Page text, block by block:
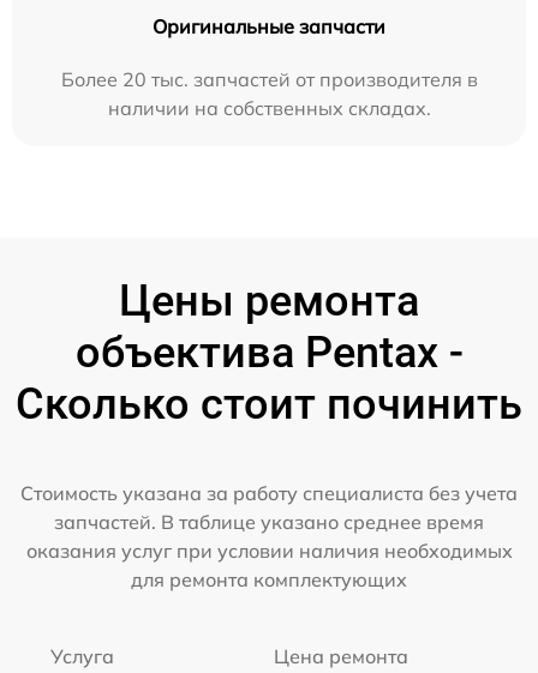
Оригинальные запчасти
Более 20 тыс. запчастей от производителя в
наличии на собственных складах.
Цены ремонта
объектива Pentax -
Сколько стоит починить
Стоимость указана за работу специалиста без учета
запчастей. В таблице указано среднее время
оказания услуг при условии наличия необходимых
для ремонта комплектующих
Услуга Цена ремонта